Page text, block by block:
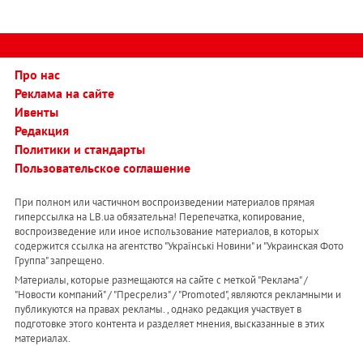
Про нас
Реклама на сайте
Ивенты
Редакция
Политики и стандарты
Пользовательское соглашение
При полном или частичном воспроизведении материалов прямая
гиперссылка на LB.ua обязательна! Перепечатка, копирование,
воспроизведение или иное использование материалов, в которых
содержится ссылка на агентство "Українськi Новини" и "Украинская Фото
Группа" запрещено.
Материалы, которые размещаются на сайте с меткой "Реклама" /
"Новости компаний" / "Пресрелиз" / "Promoted", являются рекламными и
публикуются на правах рекламы. , однако редакция участвует в
подготовке этого контента и разделяет мнения, высказанные в этих
материалах.